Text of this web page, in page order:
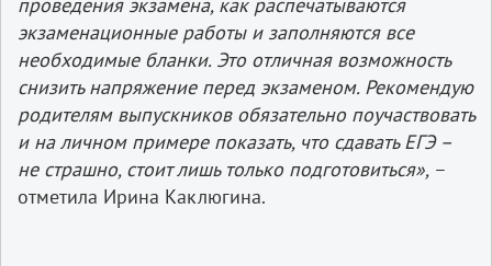
экзаменационные работы и заполняются все
необходимые бланки. Это отличная возможность
снизить напряжение перед экзаменом. Рекомендую
родителям выпускников обязательно поучаствовать
и на личном примере показать, что сдавать ЕГЭ –
не страшно, стоит лишь только подготовиться», –
отметила Ирина Каклюгина.